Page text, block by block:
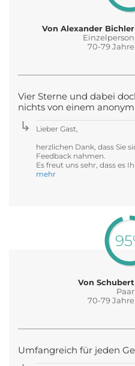
Von Alexander Bichler
Einzelperson
70-79 Jahre
Vier Sterne und dabei
nichts von einem
Lieber Gast,
herzlichen Dank, dass Sie
Feedback nahmen.
Es freut uns sehr, dass es
mehr
Von Schubert
Paar
70-79 Jahre
Umfangreich für jeden